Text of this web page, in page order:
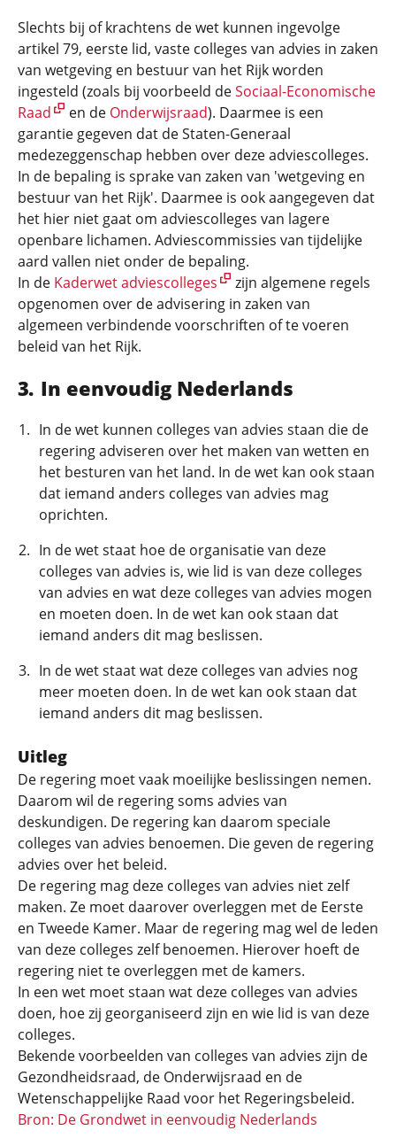
Slechts bij of krachtens de wet kunnen ingevolge
artikel 79, eerste lid, vaste colleges van advies in zaken
van wetgeving en bestuur van het Rijk worden
ingesteld (zoals bij voorbeeld deSociaal-Economische
Raad
en de Onderwijsraad). Daarmee is een
garantie gegeven dat de Staten-Generaal
medezeggenschap hebben over deze adviescolleges.
In de bepaling is sprake van zaken van 'wetgeving en
bestuur van het Rijk'. Daarmee is ook aangegeven dat
het hier niet gaat om adviescolleges van lagere
openbare lichamen. Adviescommissies van tijdelijke
aard vallen niet onder de bepaling.
In de Kaderwet adviescolleges
zijn algemene regels
opgenomen over de advisering in zaken van
algemeen verbindende voorschriften of te voeren
beleid van het Rijk.
In eenvoudig Nederlands
In de wet kunnen colleges van advies staan die de
regering adviseren over het maken van wetten en
het besturen van het land. In de wet kan ook staan
dat iemand anders colleges van advies mag
oprichten.
In de wet staat hoe de organisatie van deze
colleges van advies is, wie lid is van deze colleges
van advies en wat deze colleges van advies mogen
en moeten doen. In de wet kan ook staan dat
iemand anders dit mag beslissen.
In de wet staat wat deze colleges van advies nog
meer moeten doen. In de wet kan ook staan dat
iemand anders dit mag beslissen.
Uitleg
De regering moet vaak moeilijke beslissingen nemen.
Daarom wil de regering soms advies van
deskundigen. De regering kan daarom speciale
colleges van advies benoemen. Die geven de regering
advies over het beleid.
De regering mag deze colleges van advies niet zelf
maken. Ze moet daarover overleggen met de Eerste
en Tweede Kamer. Maar de regering mag wel de leden
van deze colleges zelf benoemen. Hierover hoeft de
regering niet te overleggen met de kamers.
In een wet moet staan wat deze colleges van advies
doen, hoe zij georganiseerd zijn en wie lid is van deze
colleges.
Bekende voorbeelden van colleges van advies zijn de
Gezondheidsraad, de Onderwijsraad en de
Wetenschappelijke Raad voor het Regeringsbeleid.
Bron: De Grondwet in eenvoudig Nederlands